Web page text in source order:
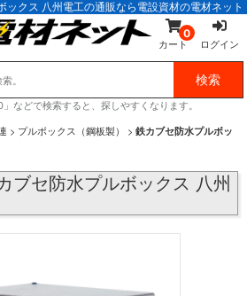
クス 八州電工の通販なら電設資材の電材ネット
0
カート ログイン
などで検索すると、探しやすくなります。
> プルボックス（鋼板製） > 鉄カブセ防水プルボッ
ブセ防水プルボックス 八州